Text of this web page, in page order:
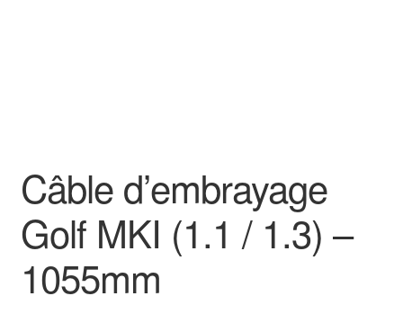
Câble d’embrayage
Golf MKI (1.1 / 1.3) –
1055mm